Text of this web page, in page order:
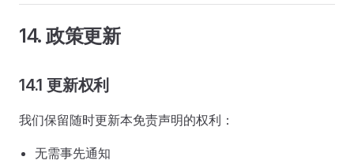
14. 政策更新
14.1 更新权利
我们保留随时更新本免责声明的权利：
无需事先通知